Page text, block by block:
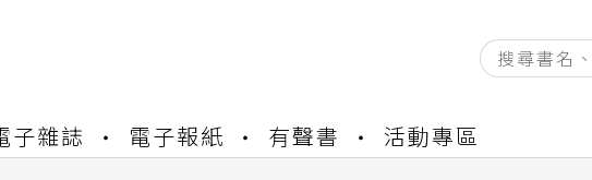
子雜誌 電子報紙 有聲書 活動專區
合併與書櫃開通申請